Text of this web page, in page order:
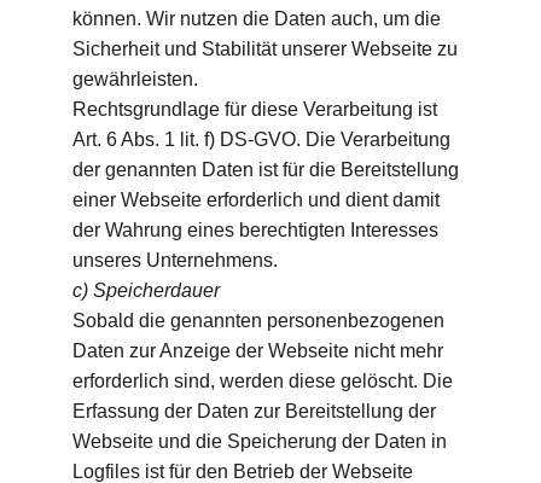
können. Wir nutzen die Daten auch, um die
Sicherheit und Stabilität unserer Webseite zu
gewährleisten.
Rechtsgrundlage für diese Verarbeitung ist
Art. 6 Abs. 1 lit. f) DS-GVO. Die Verarbeitung
der genannten Daten ist für die Bereitstellung
einer Webseite erforderlich und dient damit
der Wahrung eines berechtigten Interesses
unseres Unternehmens.
c) Speicherdauer
Sobald die genannten personenbezogenen
Daten zur Anzeige der Webseite nicht mehr
erforderlich sind, werden diese gelöscht. Die
Erfassung der Daten zur Bereitstellung der
Webseite und die Speicherung der Daten in
Logfiles ist für den Betrieb der Webseite